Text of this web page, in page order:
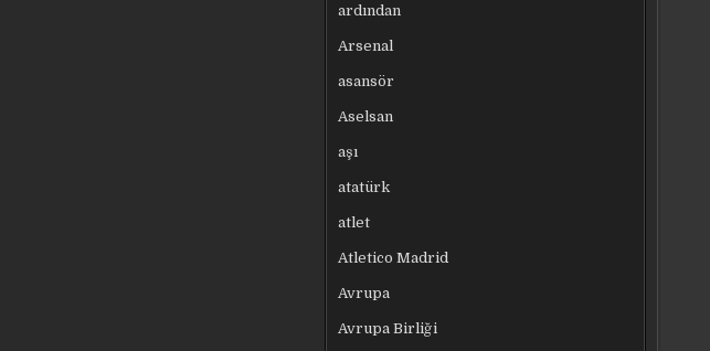
ardından
Arsenal
asansör
Aselsan
aşı
atatürk
atlet
Atletico Madrid
Avrupa
Avrupa Birliği